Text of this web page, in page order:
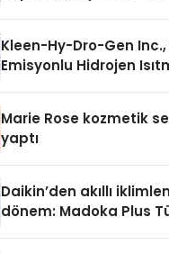
Kleen-Hy-Dro-Gen Inc.,
Emisyonlu Hidrojen
Marie Rose kozmetik
yaptı
Daikin’den akıllı
dönem: Madoka Plus